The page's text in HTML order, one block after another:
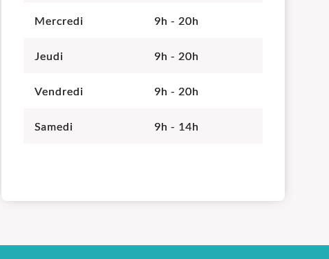
Mercredi 9h - 20h
Jeudi 9h - 20h
Vendredi 9h - 20h
Samedi 9h - 14h